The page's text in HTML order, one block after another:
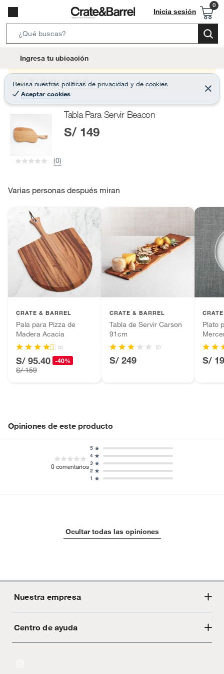
Inicia sesión
e
r
c
B
t
o
Ingresa tu ubicación
Revisa nuestras políticas de privacidad y de cookies
Aceptar cookies
C
e
r
Producto sin stock :(
Tabla Para Servir Beacon
S/ 149
(0)
Varias personas después miran
CRATE & BARREL
Pala para Pizza de
Madera Acacia
(3)
S/ 95.40 -40%
S/ 159
CRATE & BARREL
Tabla de Servir Carson
91cm
(2)
S/ 249
Plato
S/
Opiniones de este producto
0comentarios
1
2
3
4
5
Ocultar todas las opiniones
Nuestra empresa
Acerca de Crate
Centro de ayuda